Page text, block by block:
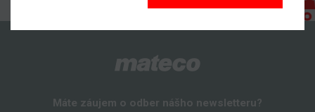
Máte záujem o odber nášho newsletteru?